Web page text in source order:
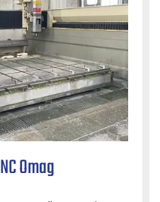
Omag